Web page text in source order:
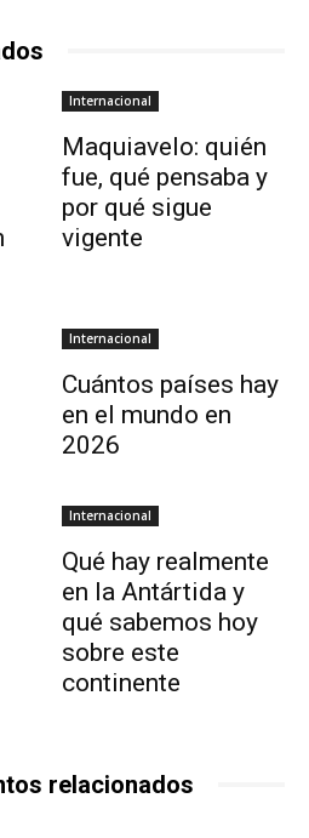
Internacional
Maquiavelo: quién
fue, qué pensaba y
por qué sigue
vigente
Internacional
Cuántos países hay
en el mundo en
2026
Internacional
Qué hay realmente
en la Antártida y
qué sabemos hoy
sobre este
continente
relacionados